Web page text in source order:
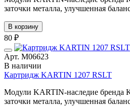
заточки металла, улучшенная
В корзину
80 ₽
Арт. М06623
В наличии
Картридж KARTIN 1207 RSLT
Модули KARTIN-наследие бренда
заточки металла, улучшенная